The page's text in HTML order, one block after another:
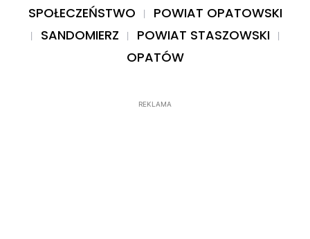
SPOŁECZEŃSTWO
POWIAT OPATOWSKI
SANDOMIERZ
POWIAT STASZOWSKI
OPATÓW
REKLAMA